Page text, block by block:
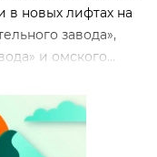
в новых лифтах на
завода»,
и омского...